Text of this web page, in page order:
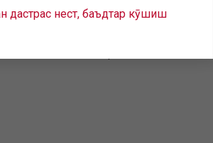
по объему пассажирских
более 100 направлений: от
дастрас нест, баъдтар кӯшиш